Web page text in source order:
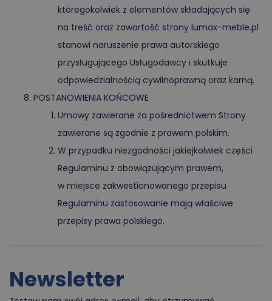
któregokolwiek z elementów składających się
na treść oraz zawartość strony lumax-meble.pl
stanowi naruszenie prawa autorskiego
przysługującego Usługodawcy i skutkuje
odpowiedzialnością cywilnoprawną oraz karną.
POSTANOWIENIA KOŃCOWE
Umowy zawierane za pośrednictwem Strony
zawierane są zgodnie z prawem polskim.
W przypadku niezgodności jakiejkolwiek części
Regulaminu z obowiązującym prawem,
w miejsce zakwestionowanego przepisu
Regulaminu zastosowanie mają właściwe
przepisy prawa polskiego.
Newsletter